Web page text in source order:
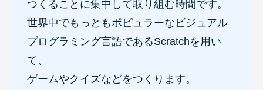
つくることに集中して取り組む時間です。
世界中でもっともポピュラーなビジュアル
プログラミング言語であるScratchを用い
て、
ゲームやクイズなどをつくります。